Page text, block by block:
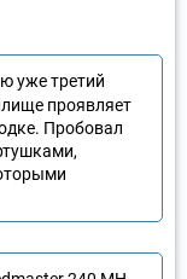
уже третий
проявляет
Пробовал